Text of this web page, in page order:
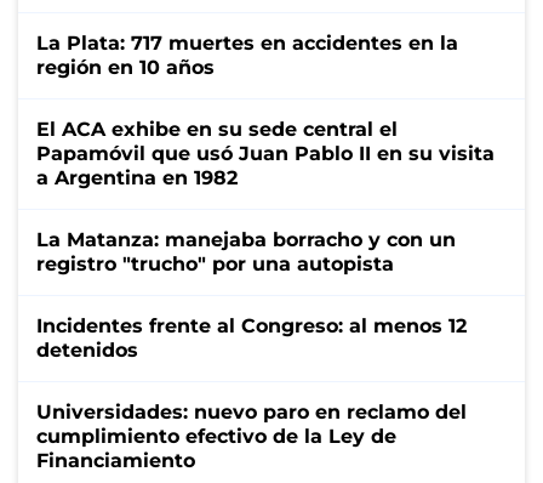
La Plata: 717 muertes en accidentes en la
región en 10 años
El ACA exhibe en su sede central el
Papamóvil que usó Juan Pablo II en su visita
a Argentina en 1982
La Matanza: manejaba borracho y con un
registro "trucho" por una autopista
Incidentes frente al Congreso: al menos 12
detenidos
Universidades: nuevo paro en reclamo del
cumplimiento efectivo de la Ley de
Financiamiento